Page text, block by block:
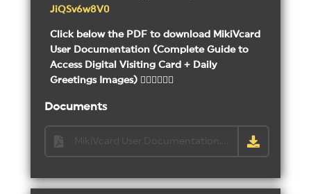
JiQSv6w8V0
Click below the PDF to download MikiVcard
User Documentation (Complete Guide to
Access Digital Visiting Card + Daily
Greetings Images) 👇🏻👇🏻👇🏻
Documents